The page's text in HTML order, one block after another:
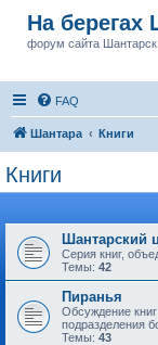
На берегах
форум сайта Шантарск
FAQ
Шантара Книги
Книги
Шантарский
Серия книг,
Темы: 42
Пиранья
Обсуждение
подразделения
Темы: 43